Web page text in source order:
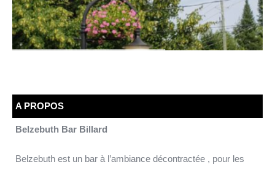
A PROPOS
Belzebuth Bar Billard
Belzebuth est un bar à l’ambiance décontractée , pour les